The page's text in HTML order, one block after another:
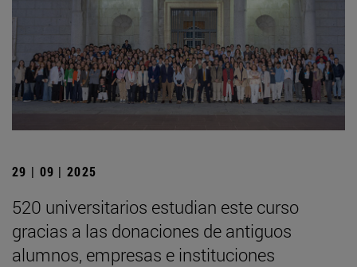
29 | 09 | 2025
520 universitarios estudian este curso
gracias a las donaciones de antiguos
alumnos, empresas e instituciones